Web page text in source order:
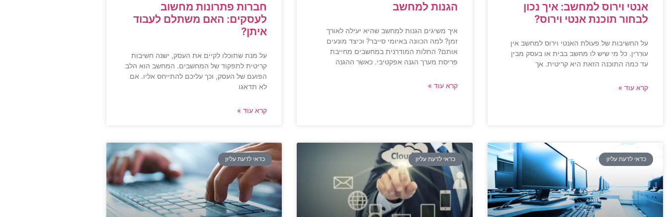
אנטי וירוס למחשב: איך נכון
לבחור תוכנת אנטי וירוס?
על החשיבות של פעולת האנטי וירוס למחשב אין
עוררין. כל מי שיש לו מחשב בבית או בעסק מבין
עד כמה התוכנה הזאת היא קריטית. אך
קרא עוד »
הגנות למחשב
איך משיגים הגנות למחשב שהיא יעילה לאורך
זמן? למה הכוונה באיומי סייבר? וכיצד מונעים
אותם? התלות המודרנית במחשבים מחייבת
פריסת מערך הגנה אפקטיבי. כאשר ההגנה
קרא עוד »
חברות פתרונות מחשוב
לעסקים: האם משתלם לעבוד
איתן?
על מנת שתוכלו לקיים את העסק, ישנה חשיבות
קריטית לתפקוד של המחשבים. המחשב הוא הלב
הפועם של העסק, וכך עליכם להתייחס אליו. אם
לא תדאגו
קרא עוד »
כדאי לדעת עליון כדאי לדעת עליון כדאי לדעת עליון